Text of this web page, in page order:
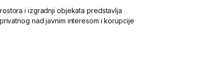
i izgradnji objekata predstavlja
nad javnim interesom i korupcije